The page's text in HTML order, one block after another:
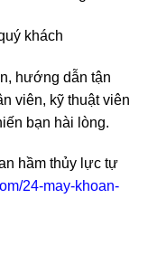
khách
hướng dẫn tận
viên, kỹ thuật viên
bạn hài lòng.
hầm thủy lực tự
24-may-khoan-